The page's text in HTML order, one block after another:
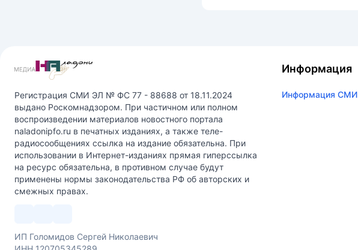
Регистрация СМИ ЭЛ № ФС 77 - 88688 от 18.11.2024
выдано Роскомнадзором. При частичном или полном
воспроизведении материалов новостного портала
naladonipfo.ru в печатных изданиях, а также теле-
радиосообщениях ссылка на издание обязательна. При
использовании в Интернет-изданиях прямая гиперссылка
на ресурс обязательна, в противном случае будут
применены нормы законодательства РФ об авторских и
смежных правах.
ИП Голомидов Сергей Николаевич
Информация
Информация СМИ